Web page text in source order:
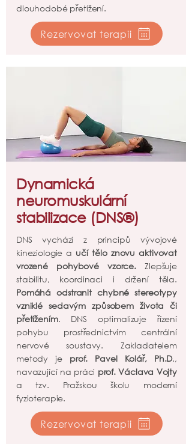
dlouhodobé přetížení.
Rezervovat terapii
Dynamická
neuromuskulární
stabilizace (DNS®)
DNS vychází z principů vývojové
kineziologie a učí tělo znovu aktivovat
vrozené pohybové vzorce. Zlepšuje
stabilitu, koordinaci i držení těla.
Pomáhá odstranit chybné stereotypy
vzniklé sedavým způsobem života či
přetížením. DNS optimalizuje řízení
pohybu prostřednictvím centrální
nervové soustavy. Zakladatelem
metody je prof. Pavel Kolář, Ph.D.,
navazující na práci prof. Václava Vojty
a tzv. Pražskou školu moderní
fyzioterapie.
Rezervovat terapii